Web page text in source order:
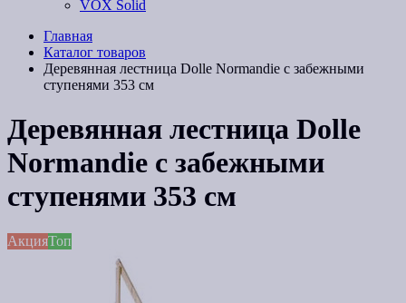
VOX Solid
Главная
Каталог товаров
Деревянная лестница Dolle Normandie с забежными
ступенями 353 см
Деревянная лестница Dolle
Normandie с забежными
ступенями 353 см
АкцияТоп